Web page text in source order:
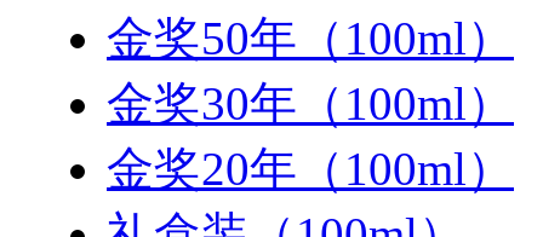
金奖50年（100ml）
金奖30年（100ml）
金奖20年（100ml）